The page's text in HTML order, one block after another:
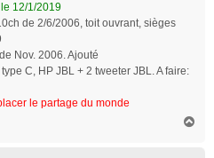
12/1/2019
de 2/6/2006, toit ouvrant, sièges
Nov. 2006. Ajouté
C, HP JBL + 2 tweeter JBL. A faire:
le partage du monde